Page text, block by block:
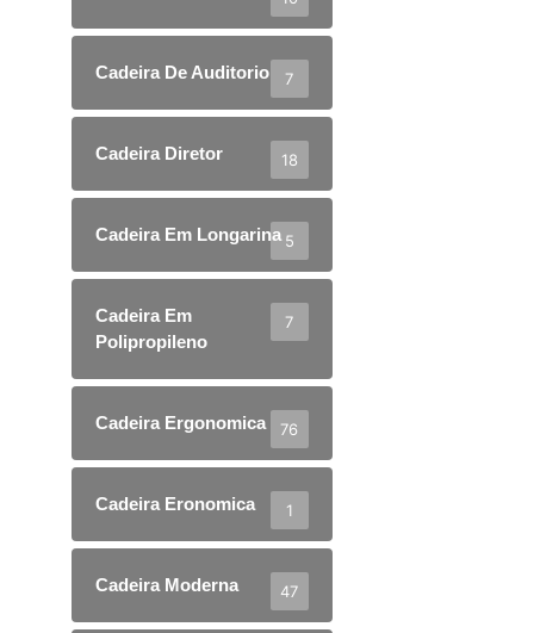
Cadeira De Auditorio 7
Cadeira Diretor 18
Cadeira Em Longarina 5
Cadeira Em
Polipropileno
7
Cadeira Ergonomica 76
Cadeira Eronomica 1
Cadeira Moderna 47